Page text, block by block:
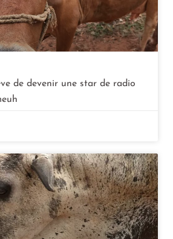
de devenir une star de radio